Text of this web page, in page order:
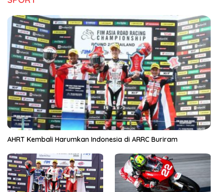
AHRT Kembali Harumkan Indonesia di ARRC Buriram